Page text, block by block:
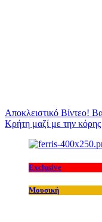
Αποκλειστικό Βίντεο!
Κρήτη μαζί με την
Exclusive
Μουσική